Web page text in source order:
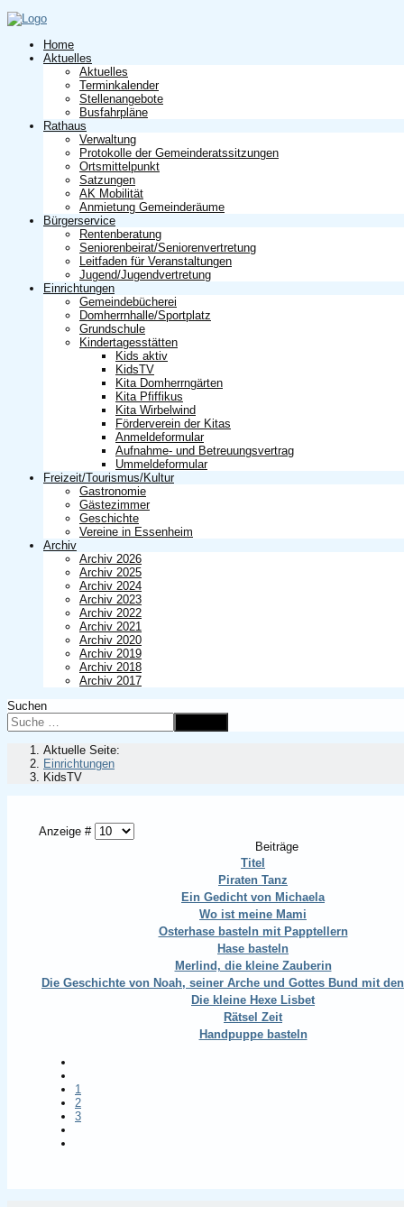
Home
Aktuelles
Aktuelles
Terminkalender
Stellenangebote
Busfahrpläne
Rathaus
Verwaltung
Protokolle der Gemeinderatssitzungen
Ortsmittelpunkt
Satzungen
AK Mobilität
Anmietung Gemeinderäume
Bürgerservice
Rentenberatung
Seniorenbeirat/Seniorenvertretung
Leitfaden für Veranstaltungen
Jugend/Jugendvertretung
Einrichtungen
Gemeindebücherei
Domherrnhalle/Sportplatz
Grundschule
Kindertagesstätten
Kids aktiv
KidsTV
Kita Domherrngärten
Kita Pfiffikus
Kita Wirbelwind
Förderverein der Kitas
Anmeldeformular
Aufnahme- und Betreuungsvertrag
Ummeldeformular
Freizeit/Tourismus/Kultur
Gastronomie
Gästezimmer
Geschichte
Vereine in Essenheim
Archiv
Archiv 2026
Archiv 2025
Archiv 2024
Archiv 2023
Archiv 2022
Archiv 2021
Archiv 2020
Archiv 2019
Archiv 2018
Archiv 2017
Suchen
Aktuelle Seite:
Einrichtungen
KidsTV
Anzeige #
Beiträge
Titel
Piraten Tanz
Ein Gedicht von Michaela
Wo ist meine Mami
Osterhase basteln mit Papptellern
Hase basteln
Merlind, die kleine Zauberin
Die Geschichte von Noah, seiner Arche und Gottes Bund mit
Die kleine Hexe Lisbet
Rätsel Zeit
Handpuppe basteln
1
2
3